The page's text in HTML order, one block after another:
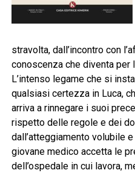
stravolta, dall’incontro con
conoscenza che diventa per
L’intenso legame che si
qualsiasi certezza in Luca,
arriva a rinnegare i suoi
rispetto delle regole e dei
dall’atteggiamento volubile
giovane medico accetta le
dell’ospedale in cui lavora,